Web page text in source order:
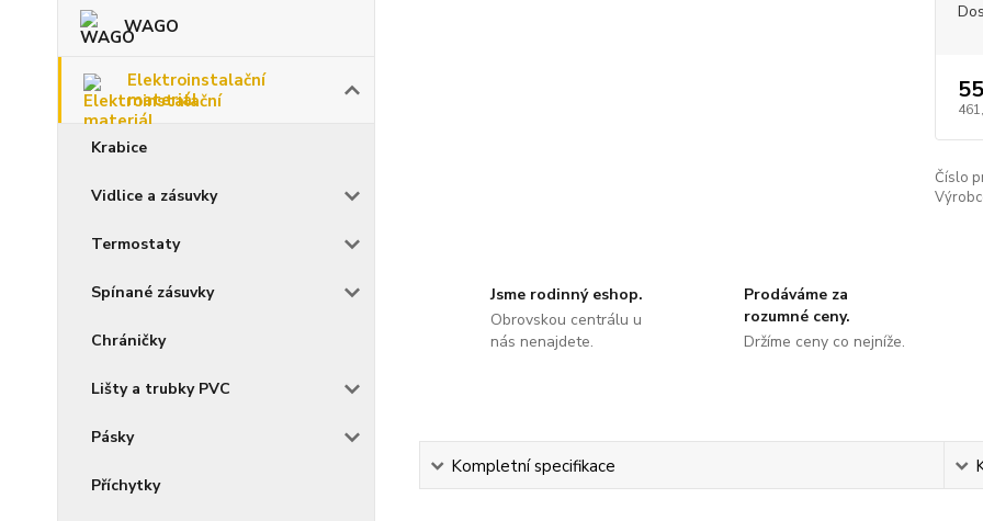
WAGO
Elektroinstalační
materiál
Krabice
Vidlice a zásuvky
Termostaty
Spínané zásuvky
Chráničky
Lišty a trubky PVC
Pásky
Příchytky
Číslo
Jsme rodinný eshop.
Obrovskou centrálu u
nás nenajdete.
Prodáváme za
rozumné ceny.
Držíme ceny co nejníže.
Kompletní specifikace